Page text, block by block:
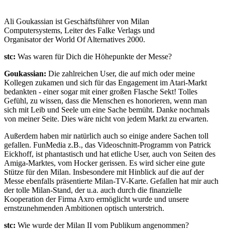
Ali Goukassian ist Geschäftsführer von Milan
Computersystems, Leiter des Falke Verlags und
Organisator der World Of Alternatives 2000.
stc: Was waren für Dich die Höhepunkte der Messe?
Goukassian: Die zahlreichen User, die auf mich oder meine
Kollegen zukamen und sich für das Engagement im Atari-Markt
bedankten - einer sogar mit einer großen Flasche Sekt! Tolles
Gefühl, zu wissen, dass die Menschen es honorieren, wenn man
sich mit Leib und Seele um eine Sache bemüht. Danke nochmals
von meiner Seite. Dies wäre nicht von jedem Markt zu erwarten.
Außerdem haben mir natürlich auch so einige andere Sachen toll
gefallen. FunMedia z.B., das Videoschnitt-Programm von Patrick
Eickhoff, ist phantastisch und hat etliche User, auch von Seiten des
Amiga-Marktes, vom Hocker gerissen. Es wird sicher eine gute
Stütze für den Milan. Insbesondere mit Hinblick auf die auf der
Messe ebenfalls präsentierte Milan-TV-Karte. Gefallen hat mir auch
der tolle Milan-Stand, der u.a. auch durch die finanzielle
Kooperation der Firma Axro ermöglicht wurde und unsere
ernstzunehmenden Ambitionen optisch unterstrich.
stc: Wie wurde der Milan II vom Publikum angenommen?